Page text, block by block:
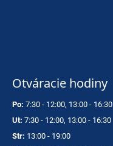
Otváracie hodiny
Po: 7:30 - 12:00, 13:00 - 16:30
Ut: 7:30 - 12:00, 13:00 - 16:30
Str: 13:00 - 19:00